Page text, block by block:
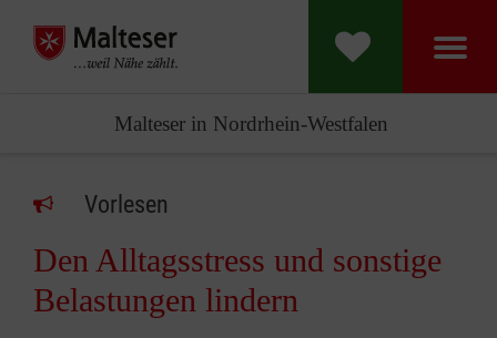
Malteser in Nordrhein-Westfalen
Vorlesen
Den Alltagsstress und sonstige
Belastungen lindern